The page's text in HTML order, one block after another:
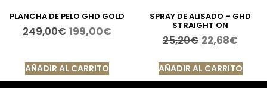
PLANCHA DE PELO GHD GOLD
249,00€ 199,00€
AÑADIR AL CARRITO
SPRAY DE ALISADO – GHD
STRAIGHT ON
25,20€ 22,68€
AÑADIR AL CARRITO